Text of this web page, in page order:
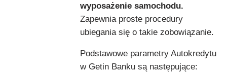
wyposażenie samochodu.
Zapewnia proste procedury
ubiegania się o takie zobowiązanie.
Podstawowe parametry Autokredytu
w Getin Banku są następujące: